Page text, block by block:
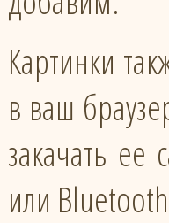
Картинки
в ваш
закачать
или